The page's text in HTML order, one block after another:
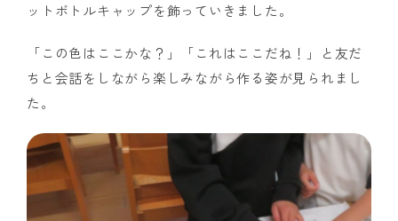
ットボトルキャップを飾っていきました。
「この色はここかな？」「これはここだね！」と友だ
ちと会話をしながら楽しみながら作る姿が見られまし
た。